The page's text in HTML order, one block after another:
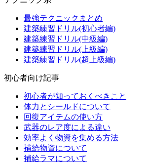
最強テクニックまとめ
建築練習ドリル(初心者編)
建築練習ドリル(中級編)
建築練習ドリル(上級編)
建築練習ドリル(超上級編)
初心者向け記事
初心者が知っておくべきこと
体力とシールドについて
回復アイテムの使い方
武器のレア度による違い
効率よく物資を集める方法
補給物資について
補給ラマについて